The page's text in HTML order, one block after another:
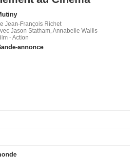
Jean-François Richet
Jason Statham, Annabelle Wallis
- Action
annonce